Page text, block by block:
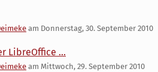
am Donnerstag, 30. September 2010
LibreOffice ...
am Mittwoch, 29. September 2010